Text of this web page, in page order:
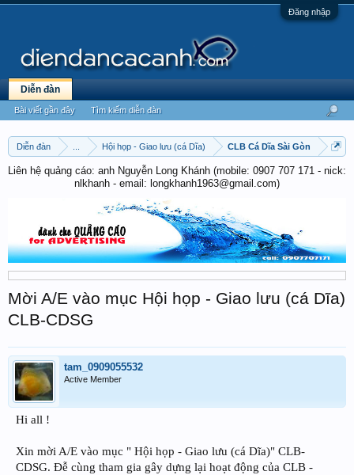
Đăng nhập
Diễn đàn Hội họp - Giao lưu (cá Dĩa) CLB Cá Dĩa Sài Gòn
Liên hệ quảng cáo: anh Nguyễn Long Khánh (mobile: 0907 707 171 - nick:
nlkhanh - email: longkhanh1963@gmail.com)
Mời A/E vào mục Hội họp - Giao lưu (cá Dĩa)
CLB-CDSG
tam_0909055532
Active Member
Hi all !
Xin mời A/E vào mục " Hội họp - Giao lưu (cá Dĩa)" CLB-
CDSG. Đễ cùng tham gia gây dựng lại hoạt động của CLB -
Diễn đàn
Bài viết gần đây Tìm kiếm diễn đàn